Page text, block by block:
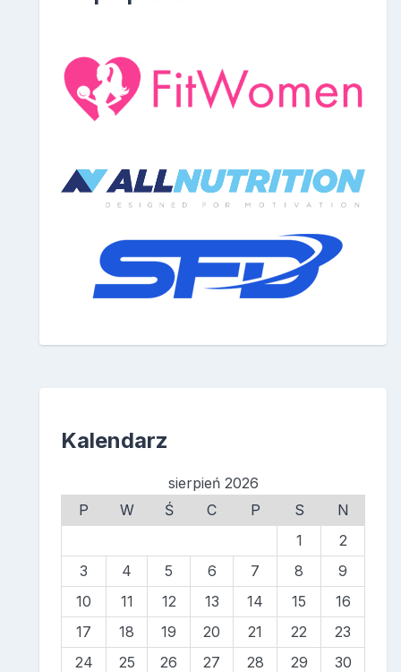
Kalendarz
sierpień 2026
P
W Ś C P S
N
1
2
3
4 5 6 7 8
9
10
11 12 13 14 15
16
17
18 19 20 21 22
23
24
25 26 27 28 29
30